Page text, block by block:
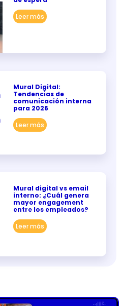
Leer más
Mural Digital:
Tendencias de
comunicación interna
para 2026
Leer más
Mural digital vs email
interno: ¿Cuál genera
mayor engagement
entre los empleados?
Leer más